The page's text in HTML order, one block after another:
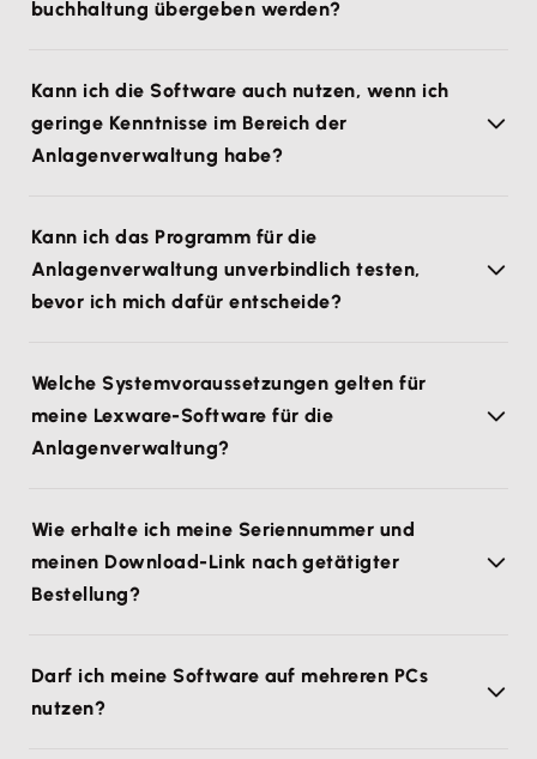
buchhaltung übergeben werden?
Kann ich die Software auch nutzen, wenn ich
geringe Kenntnisse im Bereich der
Anlagenverwaltung habe?
Kann ich das Programm für die
Anlagenverwaltung unverbindlich testen,
bevor ich mich dafür entscheide?
Welche Systemvoraussetzungen gelten für
meine Lexware-Software für die
Anlagenverwaltung?
Wie erhalte ich meine Seriennummer und
meinen Download-Link nach getätigter
Bestellung?
Darf ich meine Software auf mehreren PCs
nutzen?